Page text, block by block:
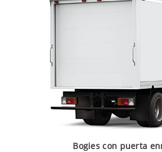
Bogies con puerta